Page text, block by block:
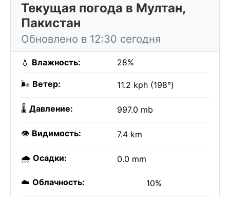
Текущая погода в Мултан,
Пакистан
Обновлено в 12:30 сегодня
💧 Влажность: 28%
🌬️ Ветер: 11.2 kph (198°)
🌡️ Давление: 997.0 mb
👁️ Видимость: 7.4 km
🌧️ Осадки: 0.0 mm
☁️ Облачность: 10%